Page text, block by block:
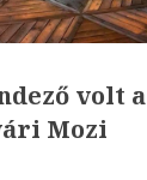
volt a
Mozi